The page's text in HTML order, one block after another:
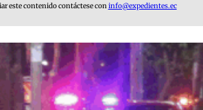
este contenido contáctese coninfo@expedientes.ec